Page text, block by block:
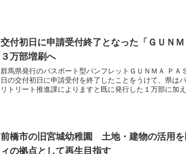
交付初日に申請受付終了となった「ＧＵＮ
３万部増刷へ
群馬県発行のパスポート型パンフレットＧＵＮＭＡ ＰＡ
日の交付初日に申請受付を終了したことをうけて、県は
リトリート推進課によりますと既に発行した１万部に加
前橋市の旧宮城幼稚園 土地・建物の活用
ィの拠点として再生目指す